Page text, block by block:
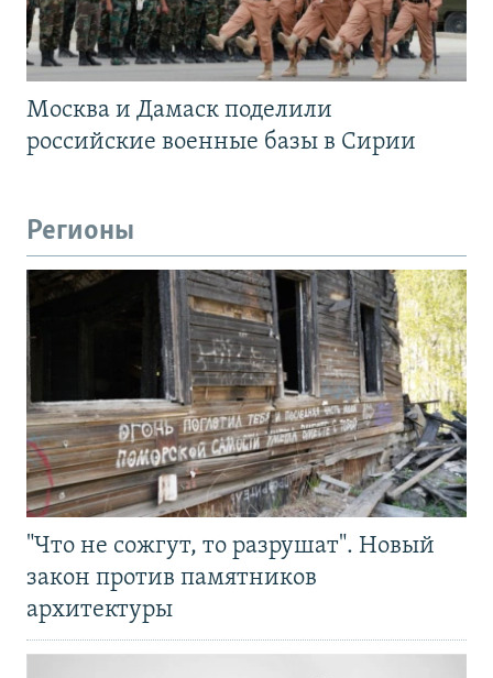
Москва и Дамаск поделили
российские военные базы в Сирии
Регионы
"Что не сожгут, то разрушат". Новый
закон против памятников
архитектуры